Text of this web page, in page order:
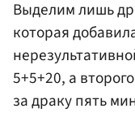
Выделим лишь
которая
5+5+20, а
за драку пять